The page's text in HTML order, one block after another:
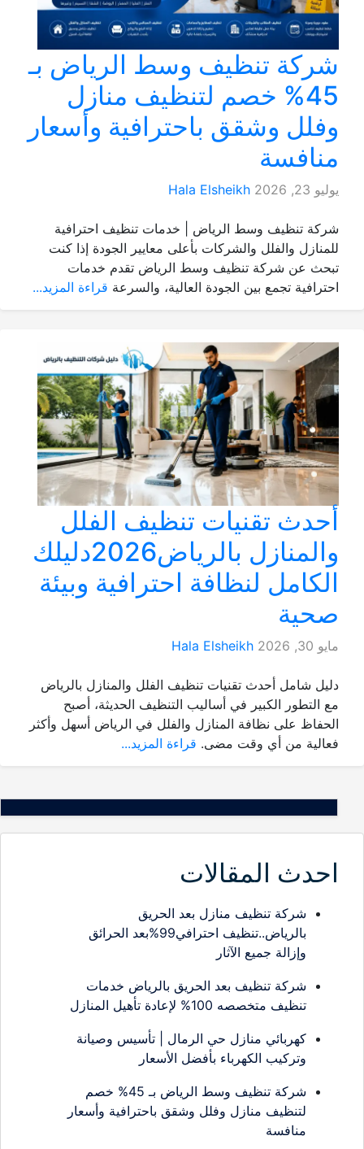
شركة تنظيف وسط الرياض بـ
45% خصم لتنظيف منازل
وفلل وشقق باحترافية وأسعار
منافسة
يوليو 23, 2026 Hala Elsheikh
شركة تنظيف وسط الرياض | خدمات تنظيف احترافية
للمنازل والفلل والشركات بأعلى معايير الجودة إذا كنت
تبحث عن شركة تنظيف وسط الرياض تقدم خدمات
احترافية تجمع بين الجودة العالية، والسرعة قراءة المزيد...
أحدث تقنيات تنظيف الفلل
والمنازل بالرياض2026دليلك
الكامل لنظافة احترافية وبيئة
صحية
مايو 30, 2026 Hala Elsheikh
دليل شامل أحدث تقنيات تنظيف الفلل والمنازل بالرياض
مع التطور الكبير في أساليب التنظيف الحديثة، أصبح
الحفاظ على نظافة المنازل والفلل في الرياض أسهل وأكثر
فعالية من أي وقت مضى. قراءة المزيد...
احدث المقالات
شركة تنظيف منازل بعد الحريق
بالرياض..تنظيف احترافي99%بعد الحرائق
وإزالة جميع الآثار
شركة تنظيف بعد الحريق بالرياض خدمات
تنظيف متخصصه 100% لإعادة تأهيل المنازل
كهربائي منازل حي الرمال | تأسيس وصيانة
وتركيب الكهرباء بأفضل الأسعار
شركة تنظيف وسط الرياض بـ 45% خصم
لتنظيف منازل وفلل وشقق باحترافية وأسعار
منافسة